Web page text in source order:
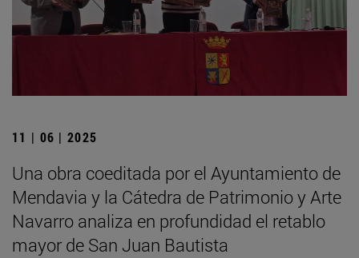
11 | 06 | 2025
Una obra coeditada por el Ayuntamiento de
Mendavia y la Cátedra de Patrimonio y Arte
Navarro analiza en profundidad el retablo
mayor de San Juan Bautista